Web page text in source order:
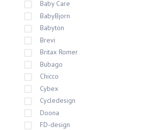
Baby Care
BabyBjorn
Babyton
Brevi
Britax Romer
Bubago
Chicco
Cybex
Cycledesign
Doona
FD-design